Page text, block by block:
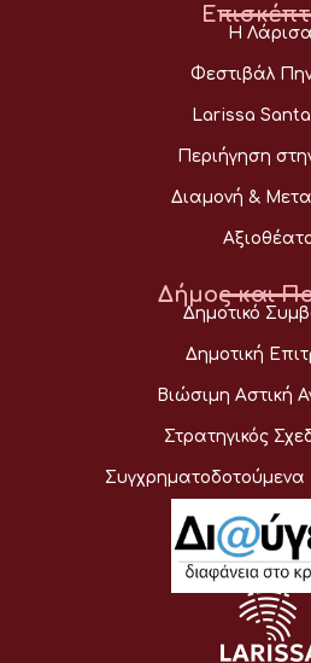
Η Λάρισα
Φεστιβάλ
Larissa
Περιήγηση
Διαμονή &
Δήμος και
Δημοτικό
Δημοτική
Βιώσιμη Αστική
Στρατηγικός